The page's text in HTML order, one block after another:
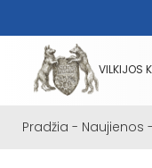
VILKIJOS
Pradžia - Naujienos -